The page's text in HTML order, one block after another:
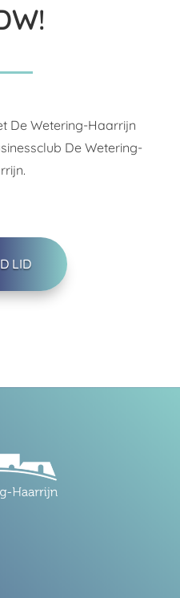
De Wetering-Haarrijn
De Wetering-
LID